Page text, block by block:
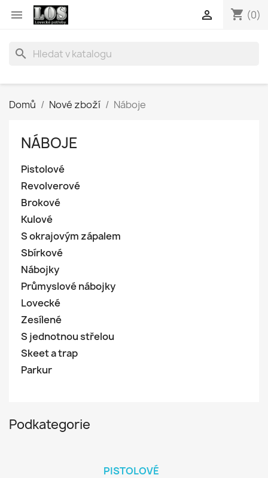
 shopping_cart (0)

search
Domů Nové zboží Náboje
NÁBOJE
Pistolové
Revolverové
Brokové
Kulové
S okrajovým zápalem
Sbírkové
Nábojky
Průmyslové nábojky
Lovecké
Zesílené
S jednotnou střelou
Skeet a trap
Parkur
Podkategorie
PISTOLOVÉ